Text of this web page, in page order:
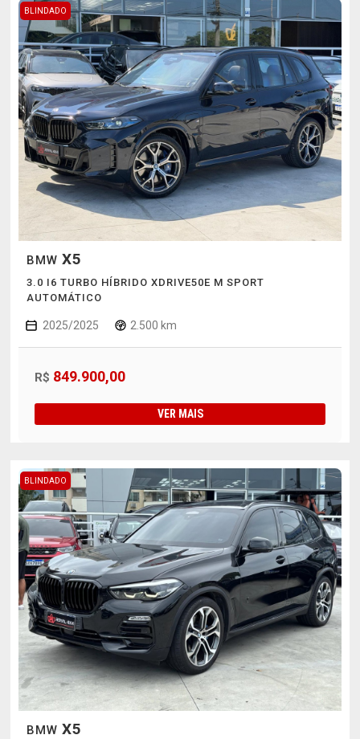
BLINDADO
BMW X5
3.0 I6 TURBO HÍBRIDO XDRIVE50E M SPORT
AUTOMÁTICO
2025/2025 2.500 km
R$ 849.900,00
VER MAIS
BLINDADO
BMW X5